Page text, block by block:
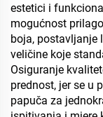
estetici i
mogućnost
boja, postavljanje
veličine koje
Osiguranje
prednost, jer se u
papuča za